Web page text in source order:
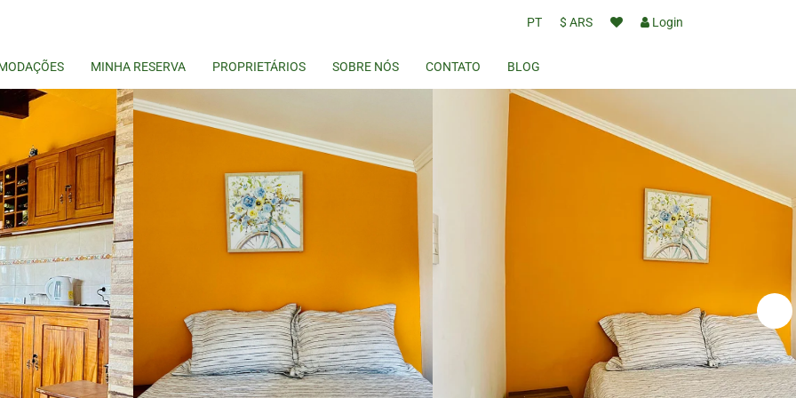
PT $ ARS Login
MINHA RESERVA PROPRIETÁRIOS SOBRE NÓS CONTATO BLOG